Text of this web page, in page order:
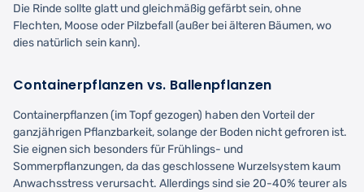
Die Rinde sollte glatt und gleichmäßig gefärbt sein, ohne
Flechten, Moose oder Pilzbefall (außer bei älteren Bäumen, wo
dies natürlich sein kann).
Containerpflanzen vs. Ballenpflanzen
Containerpflanzen (im Topf gezogen) haben den Vorteil der
ganzjährigen Pflanzbarkeit, solange der Boden nicht gefroren ist.
Sie eignen sich besonders für Frühlings- und
Sommerpflanzungen, da das geschlossene Wurzelsystem kaum
Anwachsstress verursacht. Allerdings sind sie 20-40% teurer als